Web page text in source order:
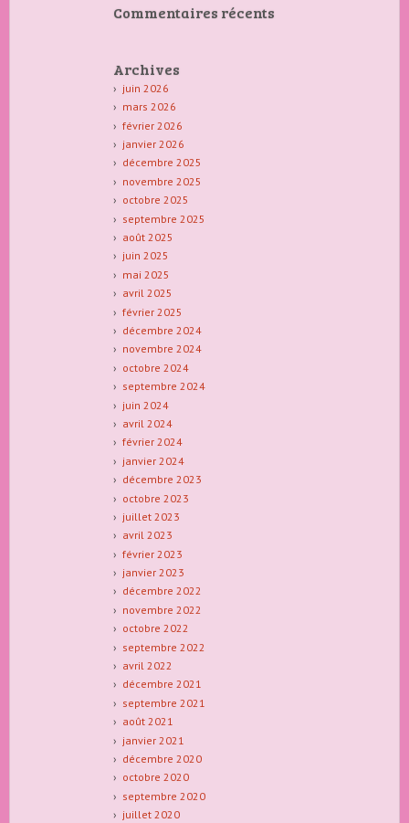
Commentaires récents
Archives
juin 2026
mars 2026
février 2026
janvier 2026
décembre 2025
novembre 2025
octobre 2025
septembre 2025
août 2025
juin 2025
mai 2025
avril 2025
février 2025
décembre 2024
novembre 2024
octobre 2024
septembre 2024
juin 2024
avril 2024
février 2024
janvier 2024
décembre 2023
octobre 2023
juillet 2023
avril 2023
février 2023
janvier 2023
décembre 2022
novembre 2022
octobre 2022
septembre 2022
avril 2022
décembre 2021
septembre 2021
août 2021
janvier 2021
décembre 2020
octobre 2020
septembre 2020
juillet 2020